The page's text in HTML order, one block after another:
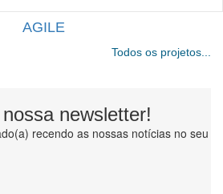
AGILE
Todos os projetos...
newsletter!
recendo as nossas notícias no seu